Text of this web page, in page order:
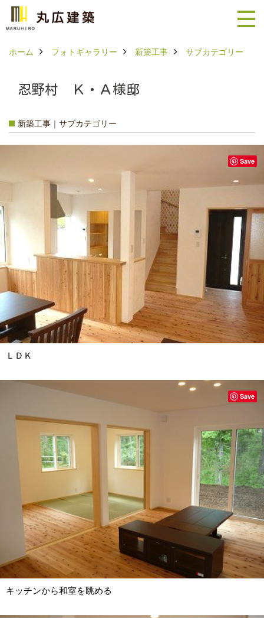
ホーム フォトギャラリー 新築工事 サブカテゴリー
忍野村 Ｋ・Ａ様邸
新築工事｜サブカテゴリー
ＬＤＫ
Save
キッチンから和室を眺める
Save